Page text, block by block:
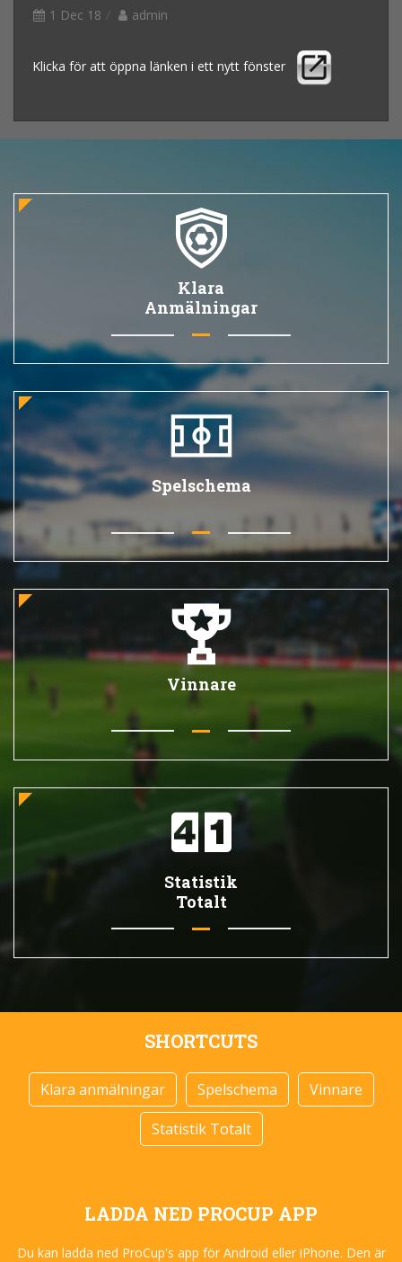
1 Dec 18 admin
Klicka för att öppna länken i ett nytt fönster
Klara
Anmälningar
Spelschema
Vinnare
Statistik
Totalt
SHORTCUTS
Klara anmälningar Spelschema
Vinnare
Statistik Totalt
LADDA NED PROCUP APP
Du kan ladda ned ProCup's app för Android eller iPhone. Den är